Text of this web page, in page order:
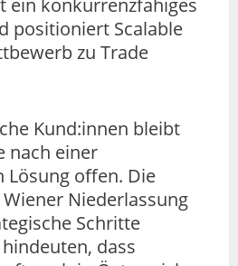
ein konkurrenzfähiges
positioniert Scalable
zu Trade
Kund:innen bleibt
nach einer
Lösung offen. Die
Niederlassung
Schritte
dass